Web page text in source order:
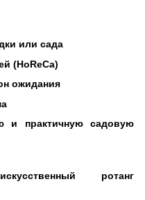
или сада
(HoReCa)
ожидания
и практичную садовую
ротанг